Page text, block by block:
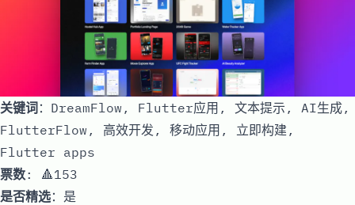
关键词：DreamFlow, Flutter应用, 文本提示, AI生成,
FlutterFlow, 高效开发, 移动应用, 立即构建,
Flutter apps
票数: 🔺153
是否精选：是